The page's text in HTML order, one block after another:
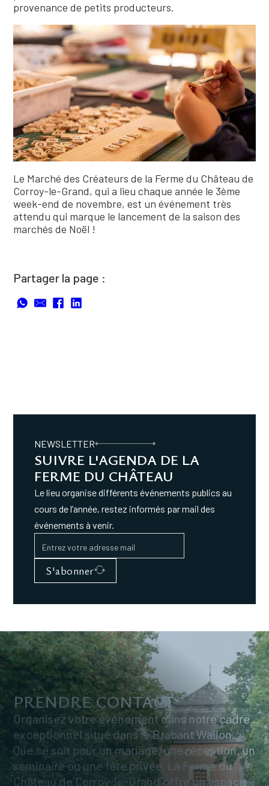
provenance de petits producteurs.
Le Marché des Créateurs de la Ferme du Château de
Corroy-le-Grand, qui a lieu chaque année le 3ème
week-end de novembre, est un événement très
attendu qui marque le lancement de la saison des
marchés de Noël !
Partager la page :
NEWSLETTER
SUIVRE L'AGENDA DE LA
FERME DU CHÂTEAU
Le lieu organise différents événements publics au
cours de l’année, restez informés par mail des
événements à venir.
S'abonner
PRENDRE CONTACT
Organisez votre événement dans notre cadre
exceptionnel situé dans le Brabant Wallon.
Que ce soit pour un mariage, une réception, un
séminaire ou une fête privée, La Ferme du
Château de Corroy-le-Grand offre un espace